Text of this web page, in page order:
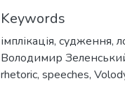
Keywords
імплікація, судження,
Володимир
rhetoric, speeches,